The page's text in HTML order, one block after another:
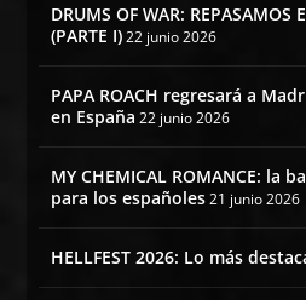
DRUMS OF WAR: REPASAMOS
(PARTE I) 22 junio 2026
PAPA ROACH regresará a
en España 22 junio 2026
MY CHEMICAL ROMANCE: la
para los españoles 21 junio 2026
HELLFEST 2026: Lo más